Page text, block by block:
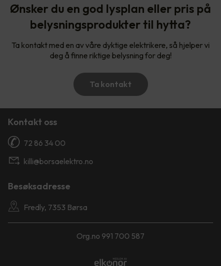
Ønsker du en god lysplan eller pris på
belysningsprodukter til hytta?
Ta kontakt med en av våre dyktige elektrikere, så hjelper vi
deg å finne riktige belysning for deg!
Ta kontakt
Kontakt oss
72 86 34 00
killi@borsaelektro.no
Besøksadresse
Fredly, 7353 Børsa
Org.no 991 700 587